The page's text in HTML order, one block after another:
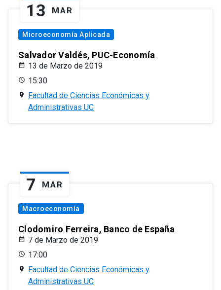
13 MAR
Microeconomía Aplicada
Salvador Valdés, PUC-Economía
13 de Marzo de 2019
15:30
Facultad de Ciencias Económicas y
Administrativas UC
7 MAR
Macroeconomía
Clodomiro Ferreira, Banco de España
7 de Marzo de 2019
17:00
Facultad de Ciencias Económicas y
Administrativas UC